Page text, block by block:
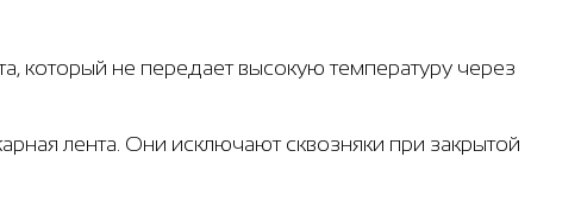
который не передает высокую температуру через
лента. Они исключают сквозняки при закрытой